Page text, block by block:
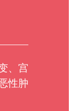
、宫
性肿